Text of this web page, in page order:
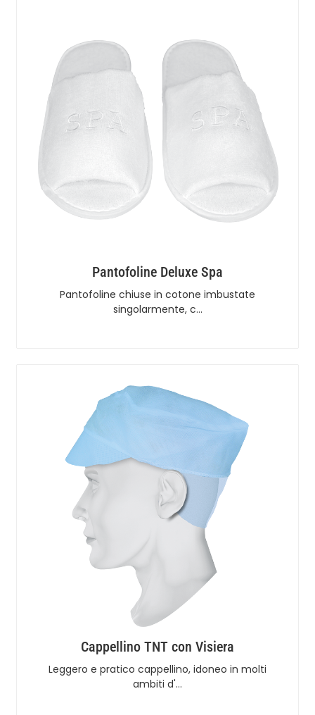
Pantofoline Deluxe Spa
Pantofoline chiuse in cotone imbustate
singolarmente, c…
Cappellino TNT con Visiera
Leggero e pratico cappellino, idoneo in molti
ambiti d'…